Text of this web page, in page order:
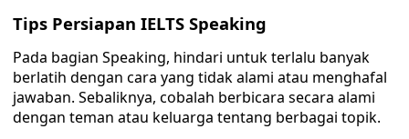
Tips Persiapan IELTS Speaking
Pada bagian Speaking, hindari untuk terlalu banyak
berlatih dengan cara yang tidak alami atau menghafal
jawaban. Sebaliknya, cobalah berbicara secara alami
dengan teman atau keluarga tentang berbagai topik.